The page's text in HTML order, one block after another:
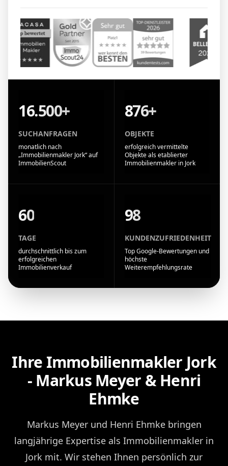
16.500+
SUCHANFRAGEN
monatlich nach
„Immobilienmakler Jork“ auf
ImmobilienScout
876+
OBJEKTE
erfolgreich vermittelte
Objekte als etablierter
Immobilienmakler in Jork
60
TAGE
durchschnittlich bis zum
erfolgreichen
Immobilienverkauf
98
KUNDENZUFRIEDENHEIT
Top Google-Bewertungen und
höchste
Weiterempfehlungsrate
Ihre Immobilienmakler Jork
- Markus Meyer & Henri
Ehmke
Markus Meyer und Henri Ehmke bringen
langjährige Expertise als Immobilienmakler in
Jork mit. Wir stehen Ihnen persönlich zur